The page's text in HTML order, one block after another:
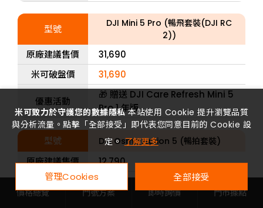
型號
DJI Mini 5 Pro (暢飛套裝(DJI RC
2))
原廠建議售價
31,690
米可破盤價
31,690
優惠活動
🎁 贈送 DJI Care Refresh Mini 5
Pro 1 年版
型號 DJI Osmo Action 5 (暢拍套裝)
原廠建議售價
12,790
米可破盤價
價格總覽 門號方案 即時詢價 門市據點
米可致力於守護您的數據隱私本站使用 Cookie 提升瀏覽品質
與分析流量。點擊「全部接受」即代表您同意目前的 Cookie 設
定。了解更多
管理Cookies 全部接受